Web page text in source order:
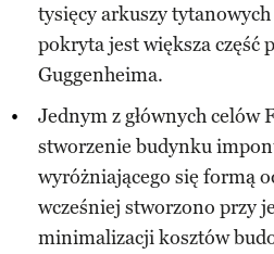
tysięcy arkuszy
pokryta jest większa część
Guggenheima.
Jednym z głównych celów
stworzenie budynku
wyróżniającego się formą
wcześniej stworzono przy
minimalizacji kosztów